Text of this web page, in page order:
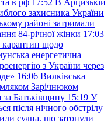
та в рф 17:52 В Арцизькій
захисника України
районі затримали
84-річної жінки 17:03
карантин щодо
енергетична
з України через
16:06 Вилківська
Зарічнюком
Батьківщину 15:19 У
після нічного обстрілу
судна, що затонули